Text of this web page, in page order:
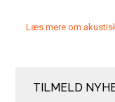
Læs mere om
TILMELD